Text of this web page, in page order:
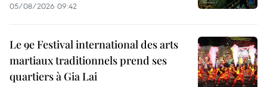
05/08/2026 09:42
Le 9e Festival international des arts
martiaux traditionnels prend ses
quartiers à Gia Lai